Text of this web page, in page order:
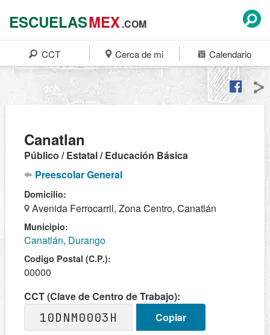
ESCUELASMEX.COM
CCT Cerca de mi Calendario
Canatlan
Público / Estatal / Educación Básica
Preescolar General
Domicilio:
Avenida Ferrocarril, Zona Centro, Canatlán
Municipio:
Canatlán, Durango
Codigo Postal (C.P.):
00000
CCT (Clave de Centro de Trabajo):
10DNM0003H
Copiar